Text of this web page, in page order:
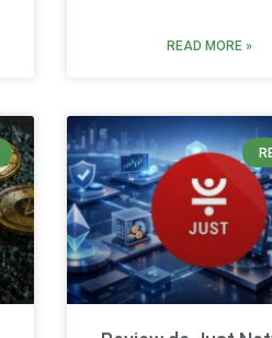
READ MORE »